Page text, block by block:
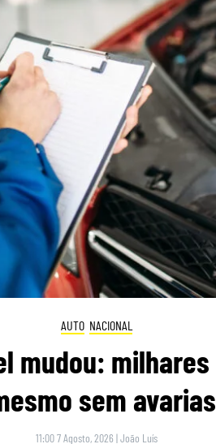
AUTO NACIONAL
mudou:
sem
11:00 7 Agosto, 2026 |João Luís